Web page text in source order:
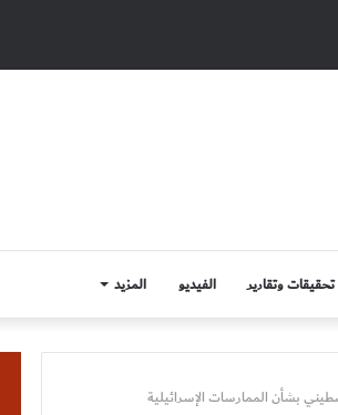
تحقيقات وتقارير الفيديو المزيد
بشأن الممارسات الإسرائيلية